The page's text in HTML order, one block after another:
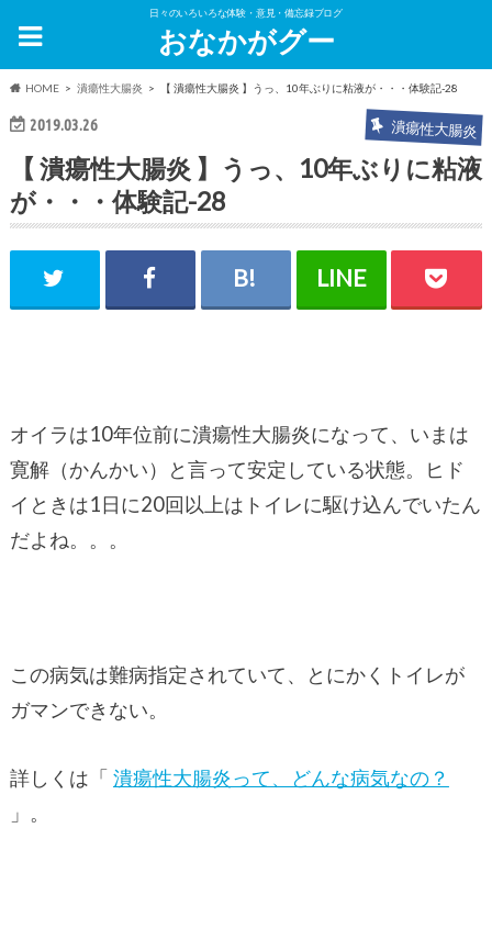
日々のいろいろな体験・意見・備忘録ブログ
おなかがグー
HOME 潰瘍性大腸炎 【 潰瘍性大腸炎 】うっ、10年ぶりに粘液が・・・体験記-28
2019.03.26 潰瘍性大腸炎
【 潰瘍性大腸炎 】うっ、10年ぶりに粘液
が・・・体験記-28
オイラは10年位前に潰瘍性大腸炎になって、いまは
寛解（かんかい）と言って安定している状態。ヒド
イときは1日に20回以上はトイレに駆け込んでいたん
だよね。。。
この病気は難病指定されていて、とにかくトイレが
ガマンできない。
詳しくは「 潰瘍性大腸炎って、どんな病気なの？
」。